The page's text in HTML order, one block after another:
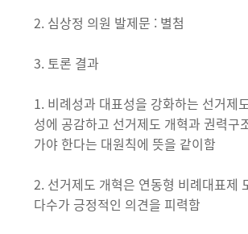
2. 심상정 의원 발제문 : 별첨
3. 토론 결과
1. 비례성과 대표성을 강화하는 선거제
성에 공감하고 선거제도 개혁과 권력구
가야 한다는 대원칙에 뜻을 같이함
2. 선거제도 개혁은 연동형 비례대표제
다수가 긍정적인 의견을 피력함